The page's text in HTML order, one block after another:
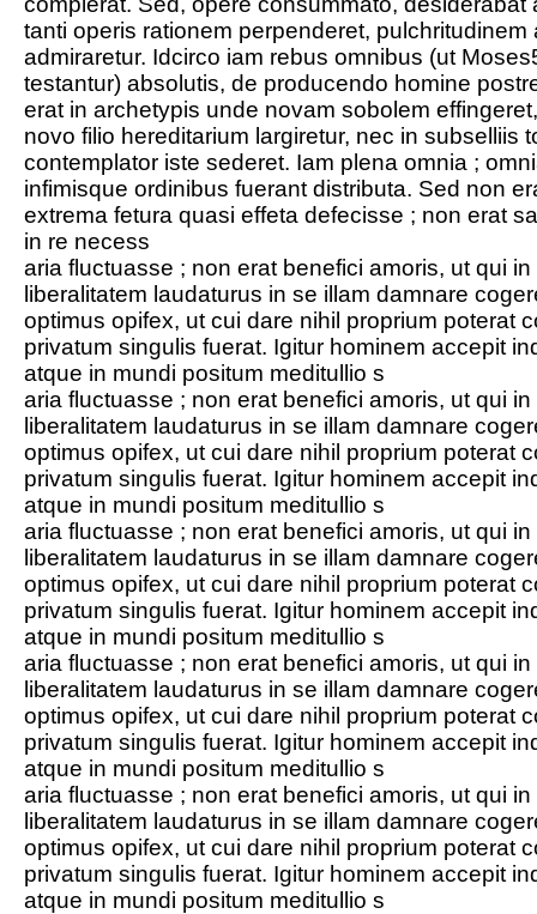
tanti operis rationem perpenderet,
admiraretur. Idcirco iam rebus omnibus (ut
testantur) absolutis, de producendo homine
erat in archetypis unde novam sobolem
novo filio hereditarium largiretur, nec in subselliis
contemplator iste sederet. Iam plena omnia ;
infimisque ordinibus fuerant distributa. Sed non
extrema fetura quasi effeta defecisse ; non erat
in re necess
aria fluctuasse ; non erat benefici amoris, ut qui
liberalitatem laudaturus in se illam damnare
optimus opifex, ut cui dare nihil proprium poterat
privatum singulis fuerat. Igitur hominem accepit
atque in mundi positum meditullio s
aria fluctuasse ; non erat benefici amoris, ut qui
liberalitatem laudaturus in se illam damnare
optimus opifex, ut cui dare nihil proprium poterat
privatum singulis fuerat. Igitur hominem accepit
atque in mundi positum meditullio s
aria fluctuasse ; non erat benefici amoris, ut qui
liberalitatem laudaturus in se illam damnare
optimus opifex, ut cui dare nihil proprium poterat
privatum singulis fuerat. Igitur hominem accepit
atque in mundi positum meditullio s
aria fluctuasse ; non erat benefici amoris, ut qui
liberalitatem laudaturus in se illam damnare
optimus opifex, ut cui dare nihil proprium poterat
privatum singulis fuerat. Igitur hominem accepit
atque in mundi positum meditullio s
aria fluctuasse ; non erat benefici amoris, ut qui
liberalitatem laudaturus in se illam damnare
optimus opifex, ut cui dare nihil proprium poterat
privatum singulis fuerat. Igitur hominem accepit
atque in mundi positum meditullio s